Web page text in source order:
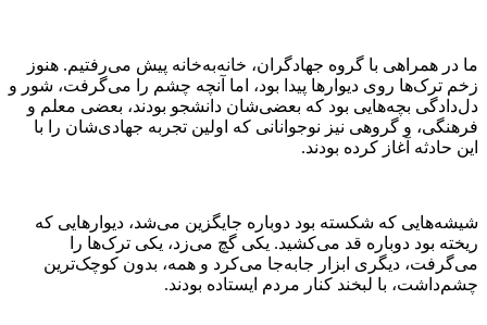
ما در همراهی با گروه جهادگران، خانه‌به‌خانه پیش می‌رفتیم. هنوز
زخم ترک‌ها روی دیوارها پیدا بود، اما آنچه چشم را می‌گرفت، شور و
دل‌دادگی بچه‌هایی بود که بعضی‌شان دانشجو بودند، بعضی معلم و
فرهنگی، و گروهی نیز نوجوانانی که اولین تجربه جهادی‌شان را با
این حادثه آغاز کرده بودند.
شیشه‌هایی که شکسته بود دوباره جایگزین می‌شد، دیوارهایی که
ریخته بود دوباره قد می‌کشید. یکی گچ می‌زد، یکی ترک‌ها را
می‌گرفت، دیگری ابزار جابه‌جا می‌کرد و همه، بدون کوچک‌ترین
چشم‌داشت، با لبخند کنار مردم ایستاده بودند.